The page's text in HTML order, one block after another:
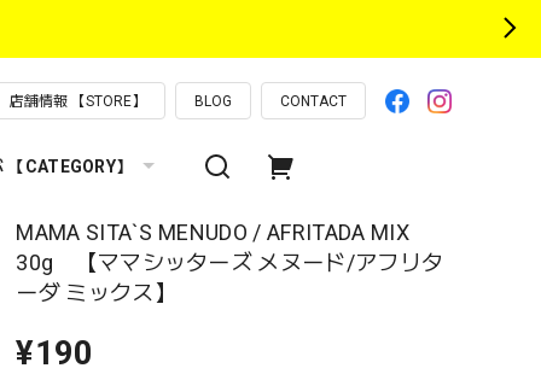
店舗情報 【STORE】 BLOG CONTACT
CATEGORY】
MAMA SITA`S MENUDO / AFRITADA MIX
30g 【ママシッターズ メヌード/アフリタ
ーダ ミックス】
¥190